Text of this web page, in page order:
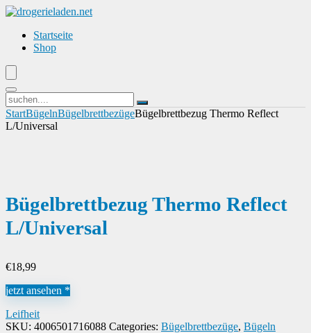
Startseite
Shop
StartBügelnBügelbrettbezügeBügelbrettbezug Thermo Reflect
L/Universal
Bügelbrettbezug Thermo Reflect
L/Universal
€18,99
jetzt ansehen *
Leifheit
SKU: 4006501716088 Categories: Bügelbrettbezüge, Bügeln